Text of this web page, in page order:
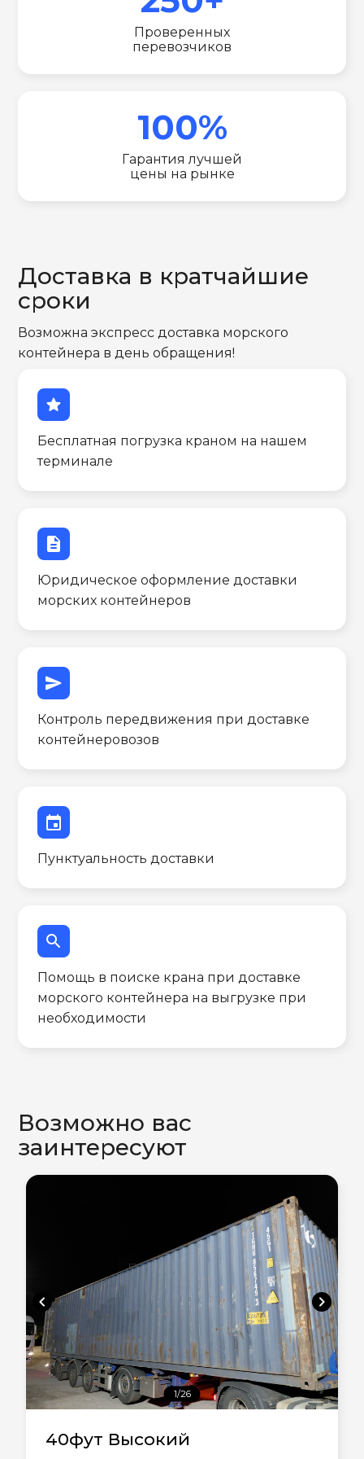
Проверенных
перевозчиков
100%
Гарантия лучшей
цены на рынке
Доставка в кратчайшие
сроки
Возможна экспресс доставка морского
контейнера в день обращения!
star
Бесплатная погрузка краном на нашем
терминале
description
Юридическое оформление доставки
морских контейнеров
send
Контроль передвижения при доставке
контейнеровозов
event
Пунктуальность доставки
search
Помощь в поиске крана при доставке
морского контейнера на выгрузке при
необходимости
Возможно вас
заинтересуют
chevron_left chevron_right
1/26
40фут Высокий